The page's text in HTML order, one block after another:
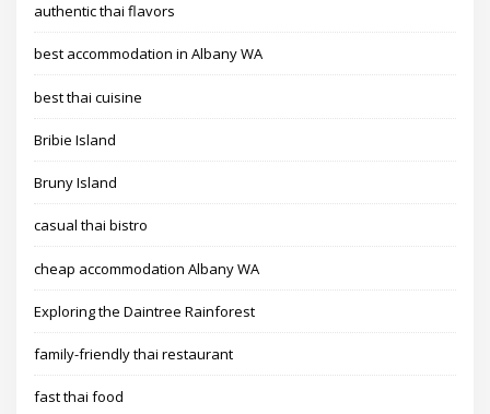
authentic thai flavors
best accommodation in Albany WA
best thai cuisine
Bribie Island
Bruny Island
casual thai bistro
cheap accommodation Albany WA
Exploring the Daintree Rainforest
family-friendly thai restaurant
fast thai food